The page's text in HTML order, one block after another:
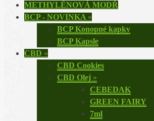
METHYLÉNOVÁ MODŘ
BCP - NOVINKA »
BCP Konopné kapky
BCP Kapsle
CBD »
CBD Cookies
CBD Olej »
CEBEDAK
GREEN FAIRY
7ml